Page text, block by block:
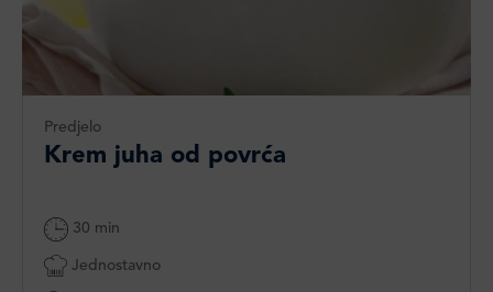
Predjelo
Krem juha od povrća
30 min
Jednostavno